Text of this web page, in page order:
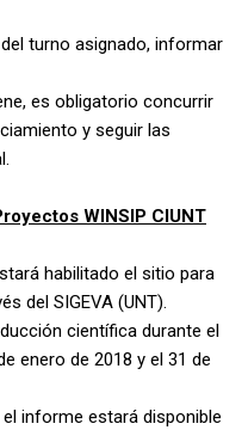
turno asignado, informar
es obligatorio concurrir
y seguir las
WINSIP CIUNT
habilitado el sitio para
del SIGEVA (UNT).
científica durante el
enero de 2018 y el 31 de
informe estará disponible